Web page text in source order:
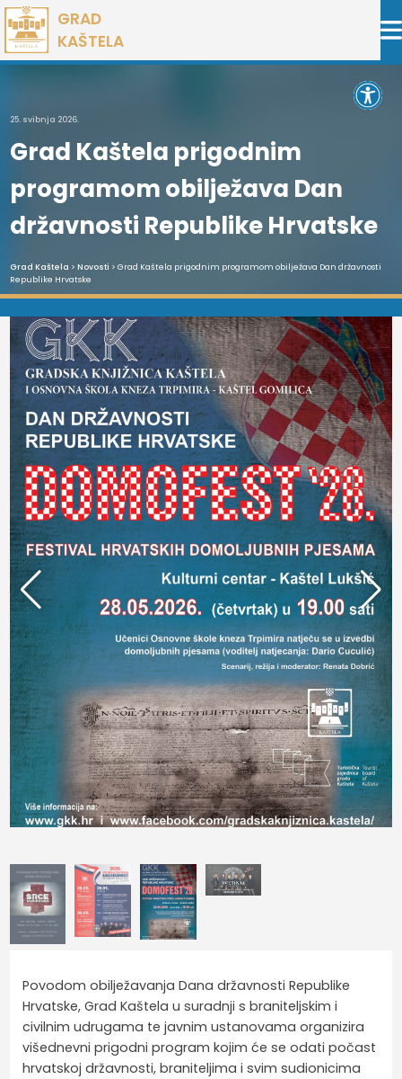
Preskoči
na
sadržaj
GRAD
KAŠTELA
25. svibnja 2026.
Grad Kaštela prigodnim
programom obilježava Dan
državnosti Republike Hrvatske
Grad Kaštela > Novosti > Grad Kaštela prigodnim programom obilježava Dan državnosti
Republike Hrvatske
Povodom obilježavanja Dana državnosti Republike
Hrvatske, Grad Kaštela u suradnji s braniteljskim i
civilnim udrugama te javnim ustanovama organizira
višednevni prigodni program kojim će se odati počast
hrvatskoj državnosti, braniteljima i svim sudionicima